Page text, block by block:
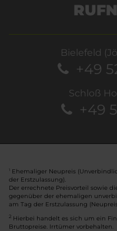
Bielefeld
+49
Schloß
+49
Ehemaliger Neupreis
der Erstzulassung).
Der errechnete Preisvorteil sowie
gegenüber der ehemaligen
am Tag der Erstzulassung
2 Hierbei handelt es sich um ein
Bruttopreise. Irrtümer vorbehalten.